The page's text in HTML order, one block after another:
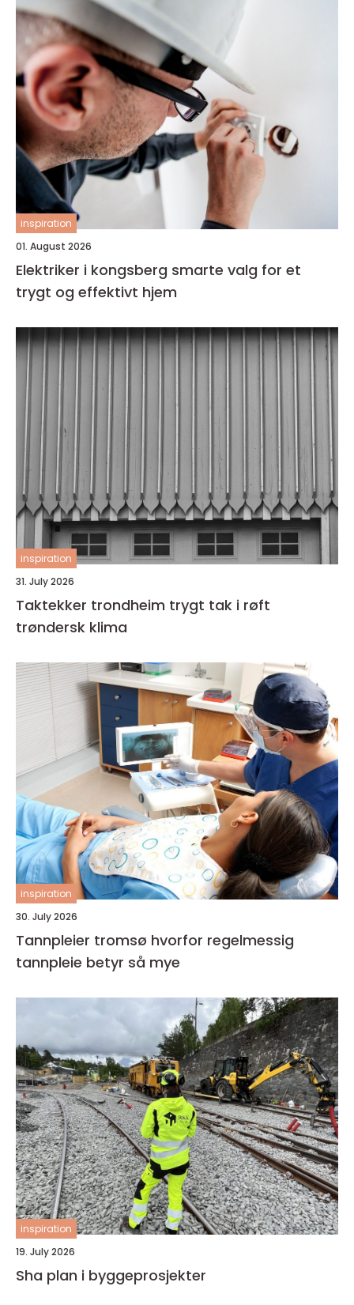
inspiration
01. August 2026
Elektriker i kongsberg smarte valg for et
trygt og effektivt hjem
inspiration
31. July 2026
Taktekker trondheim trygt tak i røft
trøndersk klima
inspiration
30. July 2026
Tannpleier tromsø hvorfor regelmessig
tannpleie betyr så mye
inspiration
19. July 2026
Sha plan i byggeprosjekter